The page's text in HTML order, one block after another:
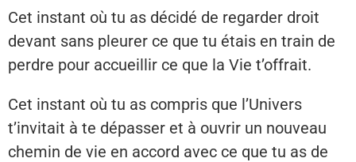
Cet instant où tu as décidé de regarder droit
devant sans pleurer ce que tu étais en train de
perdre pour accueillir ce que la Vie t’offrait.
Cet instant où tu as compris que l’Univers
t’invitait à te dépasser et à ouvrir un nouveau
chemin de vie en accord avec ce que tu as de